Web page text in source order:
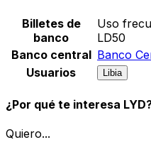
Billetes de
banco
Uso
LD50
Banco central Banco
Usuarios
Libia
¿Por qué te interesa
Quiero...